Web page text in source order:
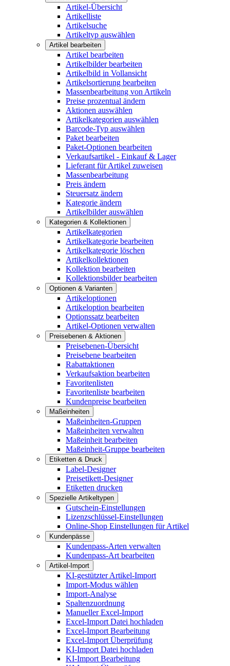
Artikel-Übersicht
Artikelliste
Artikelsuche
Artikeltyp auswählen
Artikel bearbeiten
Artikel bearbeiten
Artikelbilder bearbeiten
Artikelbild in Vollansicht
Artikelsortierung bearbeiten
Massenbearbeitung von Artikeln
Preise prozentual ändern
Aktionen auswählen
Artikelkategorien auswählen
Barcode-Typ auswählen
Paket bearbeiten
Paket-Optionen bearbeiten
Verkaufsartikel - Einkauf & Lager
Lieferant für Artikel zuweisen
Massenbearbeitung
Preis ändern
Steuersatz ändern
Kategorie ändern
Artikelbilder auswählen
Kategorien & Kollektionen
Artikelkategorien
Artikelkategorie bearbeiten
Artikelkategorie löschen
Artikelkollektionen
Kollektion bearbeiten
Kollektionsbilder bearbeiten
Optionen & Varianten
Artikeloptionen
Artikeloption bearbeiten
Optionssatz bearbeiten
Artikel-Optionen verwalten
Preisebenen & Aktionen
Preisebenen-Übersicht
Preisebene bearbeiten
Rabattaktionen
Verkaufsaktion bearbeiten
Favoritenlisten
Favoritenliste bearbeiten
Kundenpreise bearbeiten
Maßeinheiten
Maßeinheiten-Gruppen
Maßeinheiten verwalten
Maßeinheit bearbeiten
Maßeinheit-Gruppe bearbeiten
Etiketten & Druck
Label-Designer
Preisetikett-Designer
Etiketten drucken
Spezielle Artikeltypen
Gutschein-Einstellungen
Lizenzschlüssel-Einstellungen
Online-Shop Einstellungen für Artikel
Kundenpässe
Kundenpass-Arten verwalten
Kundenpass-Art bearbeiten
Artikel-Import
KI-gestützter Artikel-Import
Import-Modus wählen
Import-Analyse
Spaltenzuordnung
Manueller Excel-Import
Excel-Import Datei hochladen
Excel-Import Bearbeitung
Excel-Import Überprüfung
KI-Import Datei hochladen
KI-Import Bearbeitung